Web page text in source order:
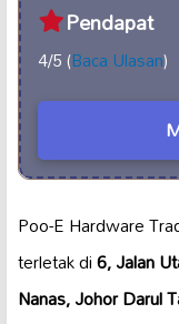
Pendapat
4/5 (Baca Ulasan)
Poo-E Hardware
terletak di6, Jalan
Nanas, Johor Darul